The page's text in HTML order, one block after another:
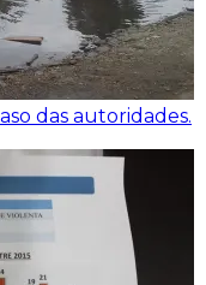
das autoridades.